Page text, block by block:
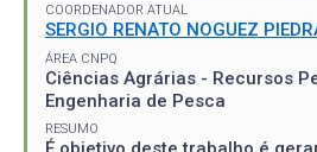
COORDENADOR ATUAL
SERGIO RENATO NOGUEZ
ÁREA CNPQ
Ciências Agrárias - Recursos
Engenharia de Pesca
RESUMO